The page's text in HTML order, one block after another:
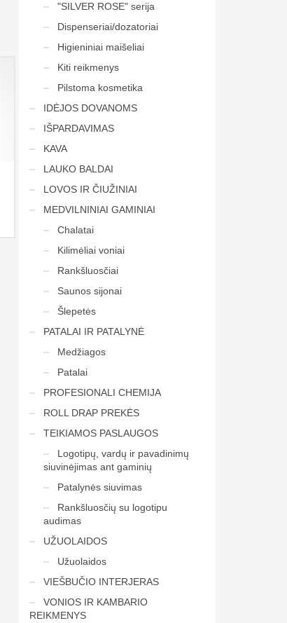
"SILVER ROSE" serija
Dispenseriai/dozatoriai
Higieniniai maišeliai
Kiti reikmenys
Pilstoma kosmetika
IDĖJOS DOVANOMS
IŠPARDAVIMAS
KAVA
LAUKO BALDAI
LOVOS IR ČIUŽINIAI
MEDVILNINIAI GAMINIAI
Chalatai
Kilimėliai voniai
Rankšluosčiai
Saunos sijonai
Šlepetės
PATALAI IR PATALYNĖ
Medžiagos
Patalai
PROFESIONALI CHEMIJA
ROLL DRAP PREKĖS
TEIKIAMOS PASLAUGOS
Logotipų, vardų ir pavadinimų
siuvinėjimas ant gaminių
Patalynės siuvimas
Rankšluosčių su logotipu
audimas
UŽUOLAIDOS
Užuolaidos
VIEŠBUČIO INTERJERAS
VONIOS IR KAMBARIO
REIKMENYS